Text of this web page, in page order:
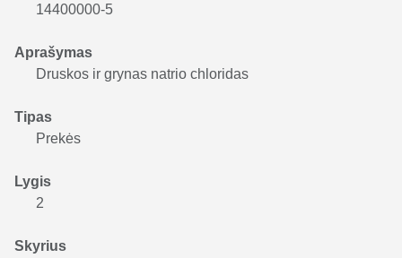
14400000-5
Aprašymas
Druskos ir grynas natrio chloridas
Tipas
Prekės
Lygis
2
Skyrius